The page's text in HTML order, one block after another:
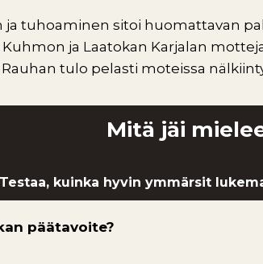
tuhoaminen sitoi huomattavan
Kuhmon ja Laatokan Karjalan
tulo pelasti moteissa
Mitä jäi
Testaa, kuinka hyvin ymmärsit
päätavoite?